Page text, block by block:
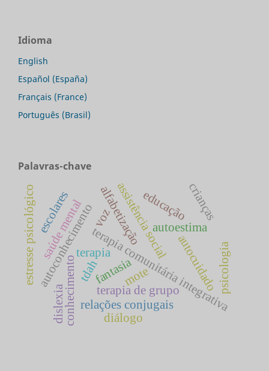
Idioma
English
Español (España)
Français (France)
Português (Brasil)
Palavras-chave
assistência social
terapia comunitária integrativa
autoestima
autoconhecimento mote
terapia de grupoautocuidado
estresse psicológico terapia
conhecimento
saúde mental
relações conjugais
psicologia
alfabetização
fantasia
voz
diálogo
educaçãocrianças
escolares
dislexia
tdah